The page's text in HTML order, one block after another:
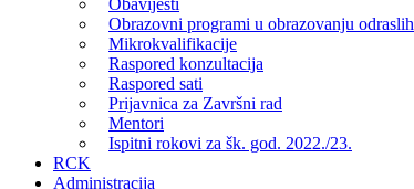
Obavijesti
Obrazovni programi u obrazovanju odraslih
Mikrokvalifikacije
Raspored konzultacija
Raspored sati
Prijavnica za Završni rad
Mentori
Ispitni rokovi za šk. god. 2022./23.
RCK
Administracija